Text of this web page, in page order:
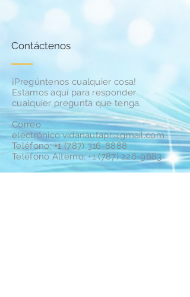
Contáctenos
¡Pregúntenos cualquier cosa!
Estamos aquí para responder
cualquier pregunta que tenga.
Correo
electrónico:vidanautapr@gmail.com
Teléfono:+1 (787) 316-8888
Teléfono Alterno:+1 (787) 226-9683